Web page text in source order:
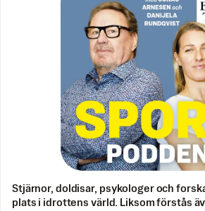
Stjärnor, doldisar, psykologer och
plats i idrottens värld. Liksom förstås